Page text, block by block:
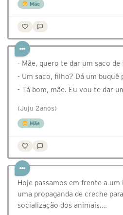
Mãe
- Mãe, quero te dar um saco de
- Um saco, filho? Dá um buquê
- Tá bom, mãe. Eu vou te dar
(Juju 2anos)
Mãe
Hoje passamos em frente a
uma propaganda de creche
socialização dos animais.…